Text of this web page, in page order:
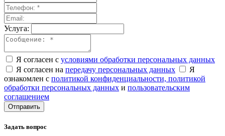
Услуга:
Я согласен с условиями обработки персональных данных
Я согласен на передачу персональных данных
Я
ознакомлен с политикой конфиденциальности, политикой
обработки персональных данных и пользовательским
соглашением
Отправить
Задать вопрос